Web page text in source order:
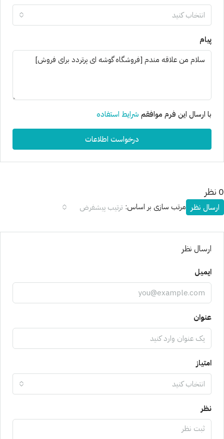
انتخاب کنید
پیام
با ارسال این فرم موافقم شرایط استفاده
درخواست اطلاعات
0 نظر
مرتب سازی بر اساس: ترتیب پیشفرض ارسال نظر
ارسال نظر
ایمیل
عنوان
امتیاز
انتخاب کنید
نظر